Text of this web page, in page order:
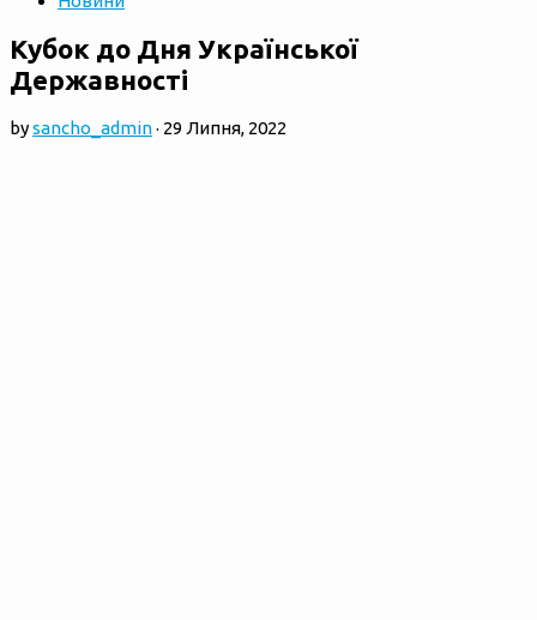
Кубок до Дня Української
Державності
bysancho_admin· 29 Липня, 2022